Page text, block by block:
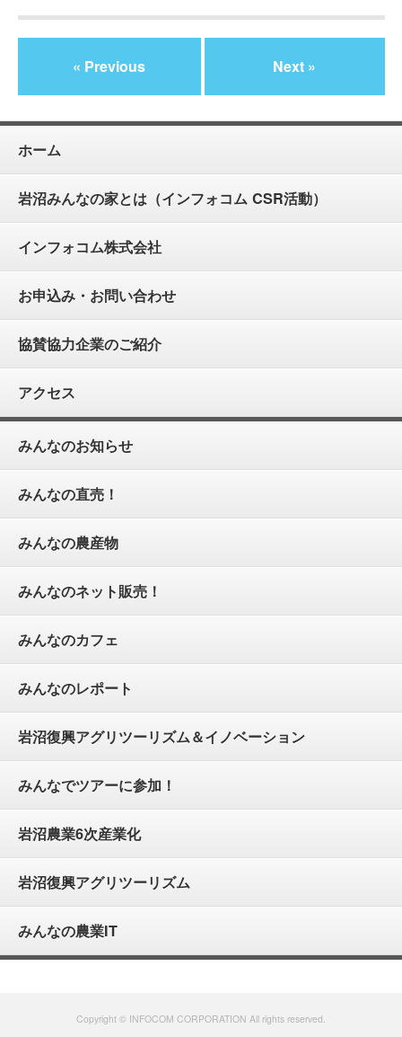
« Previous Next »
ホーム
岩沼みんなの家とは（インフォコム CSR活動）
インフォコム株式会社
お申込み・お問い合わせ
協賛協力企業のご紹介
アクセス
みんなのお知らせ
みんなの直売！
みんなの農産物
みんなのネット販売！
みんなのカフェ
みんなのレポート
岩沼復興アグリツーリズム＆イノベーション
みんなでツアーに参加！
岩沼農業6次産業化
岩沼復興アグリツーリズム
みんなの農業IT
Copyright © INFOCOM CORPORATION All rights reserved.